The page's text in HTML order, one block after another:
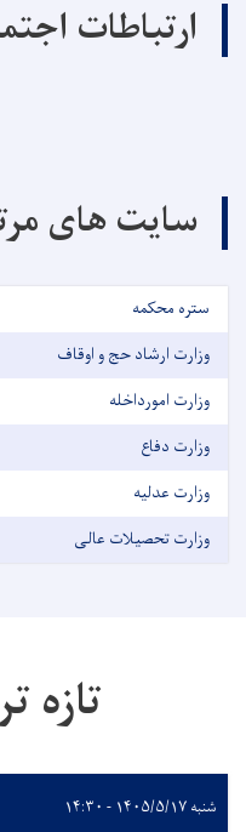
ارتباطات
سایت های
ستره محکمه
وزارت ارشاد حج و اوقاف
وزارت امورداخله
وزارت دفاع
وزارت عدلیه
وزارت تحصیلات عالی
تازه
شنبه ۱۴۰۵/۵/۱۷ - ۱۴:۳۰